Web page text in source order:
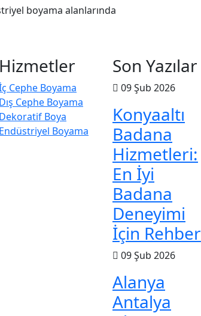
boyama alanlarında
Hizmetler
Cephe Boyama
Dış Cephe Boyama
Dekoratif Boya
Endüstriyel Boyama
Son Yazılar
09 Şub 2026
Konyaaltı
Badana
Hizmetleri:
En İyi
Badana
Deneyimi
İçin Rehber
09 Şub 2026
Alanya
Antalya